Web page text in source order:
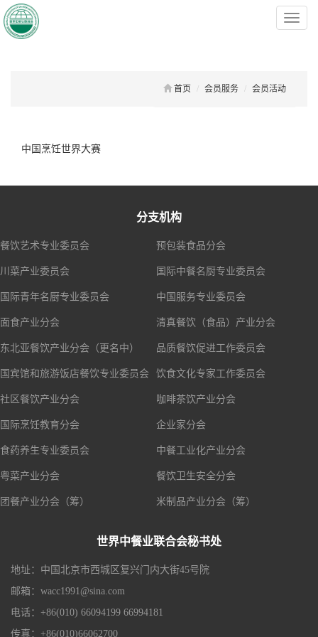
菜
单
首页 会员服务 会员活动
中国烹饪世界大赛
分支机构
餐饮艺术专业委员会 预包装食品分会
川菜产业委员会 国际中餐名厨专业委员会
国际青年名厨专业委员会 中国服务专业委员会
面食产业分会 清真餐饮（食品）产业分会
东北亚餐饮产业分会（更名中） 品质餐饮促进工作委员会
国宾馆和旅游饭店餐饮专业委员会 饮食文化专家工作委员会
社区餐饮产业分会 咖啡茶饮产业分会
国际烹饪教育分会 企业家分会
食药养生专业委员会 中餐工业化产业分会
粤菜产业分会 餐饮卫生安全分会
团餐产业分会（筹） 米制品产业分会（筹）
世界中餐业联合会秘书处
地址：中国北京市西城区复兴门内大街45号院
邮箱：wacc1991@sina.com
电话：+86(010) 66094199 66994181
传真：+86(010)66062700